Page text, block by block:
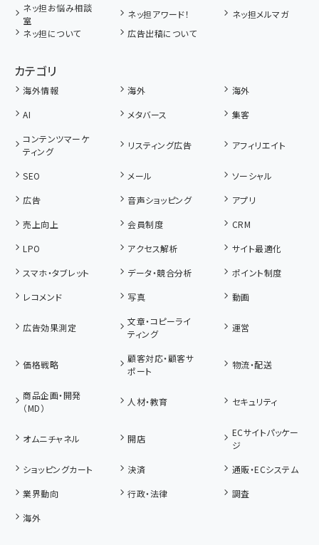
ネッ担お悩み相談
室
ネッ担アワード！
ネッ担メルマガ
ネッ担について
広告出稿について
カテゴリ
海外情報 海外
海外
AI
メタバース
集客
コンテンツマーケ
ティング
リスティング広告 アフィリエイト
SEO メール
ソーシャル
広告
音声ショッピング
アプリ
売上向上
会員制度
CRM
LPO
アクセス解析
サイト最適化
スマホ・タブレット
データ・競合分析
ポイント制度
レコメンド
写真 動画
広告効果測定
文章・コピーライ
ティング
運営
価格戦略
顧客対応・顧客サ
ポート
物流・配送
商品企画・開発
（MD）
人材・教育 セキュリティ
オムニチャネル 開店
ECサイトパッケー
ジ
ショッピングカート
決済
通販・ECシステム
業界動向
行政・法律
調査
海外